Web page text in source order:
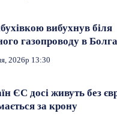
вибухнув біля
газопроводу в
2026р 13:30
ЄС досі живуть без
за крону